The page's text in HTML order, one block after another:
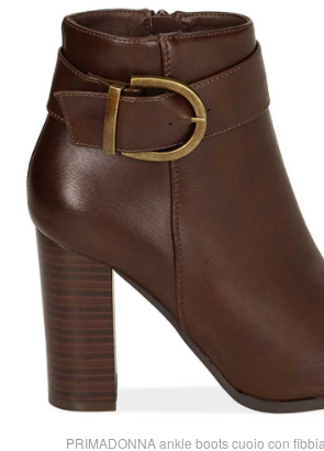
PRIMADONNA ankle boots cuoio con